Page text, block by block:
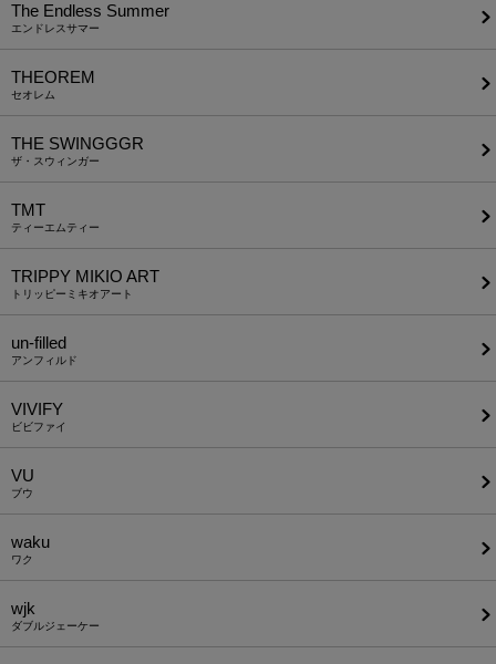
The Endless Summer
エンドレスサマー
THEOREM
セオレム
THE SWINGGGR
ザ・スウィンガー
TMT
ティーエムティー
TRIPPY MIKIO ART
トリッピーミキオアート
un-filled
アンフィルド
VIVIFY
ビビファイ
VU
ブウ
waku
ワク
wjk
ダブルジェーケー